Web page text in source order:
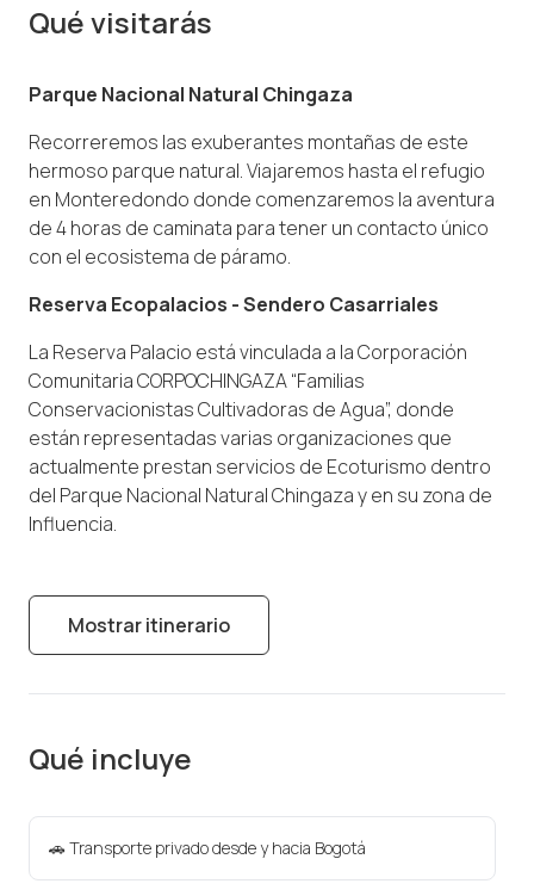
Qué visitarás
Parque Nacional Natural Chingaza
Recorreremos las exuberantes montañas de este
hermoso parque natural. Viajaremos hasta el refugio
en Monteredondo donde comenzaremos la aventura
de 4 horas de caminata para tener un contacto único
con el ecosistema de páramo.
Reserva Ecopalacios - Sendero Casarriales
La Reserva Palacio está vinculada a la Corporación
Comunitaria CORPOCHINGAZA “Familias
Conservacionistas Cultivadoras de Agua”, donde
están representadas varias organizaciones que
actualmente prestan servicios de Ecoturismo dentro
del Parque Nacional Natural Chingaza y en su zona de
Influencia.
Mostrar itinerario
Qué incluye
🚗 Transporte privado desde y hacia Bogotá